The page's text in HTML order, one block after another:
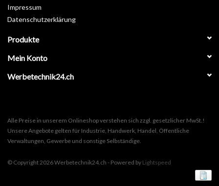
Impressum
Datenschutzerklärung
Produkte
Mein Konto
Werbetechnik24.ch
Alle Preise in unserem Onlineshop verstehen sich zzgl. gesetzlicher MwSt.!
Unsere Angebote gelten für Industrie, Handwerk, Handel, Öffentliche
Verwaltungen, Gewerbe und sonstige Selbständige.
© Copyright 2026 Werbetechnik24.ch - Powered by Lightspeed